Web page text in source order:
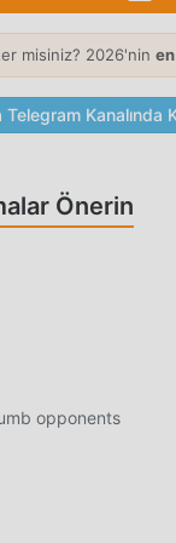
gibi, Flip Dunk
sayıda sports
ölçüde
bu da oyunun
ve biraz
oyunun
için
Dunk 2.72
misiniz? 2026'nin
Kanalında
Önerin
opponents